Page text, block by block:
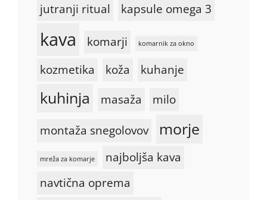
jutranji ritual kapsule omega 3
kava komarji komarnik za okno
kozmetika koža kuhanje
kuhinja masaža
milo
montaža snegolovov
morje
mreža za komarje
najboljša kava
navtična oprema